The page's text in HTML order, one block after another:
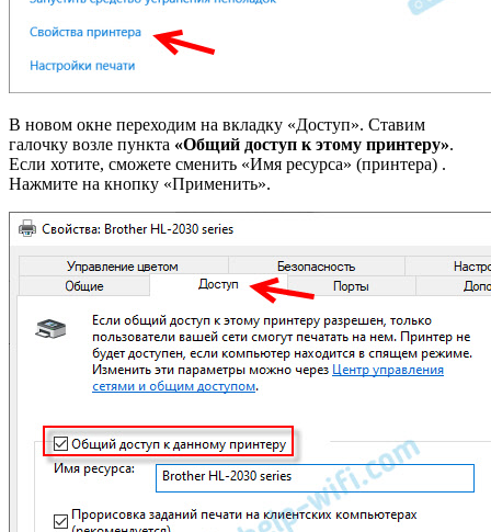
В новом окне переходим на вкладку «Доступ». Ставим
галочку возле пункта «Общий доступ к этому принтеру».
Если хотите, сможете сменить «Имя ресурса» (принтера) .
Нажмите на кнопку «Применить».